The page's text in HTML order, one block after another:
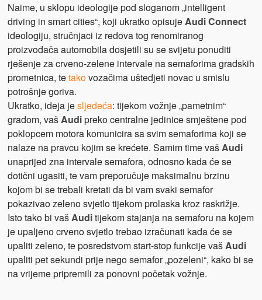
Naime, u sklopu ideologije pod sloganom „intelligent
driving in smart cities“, koji ukratko opisujeAudi Connect
ideologiju, stručnjaci iz redova tog renomiranog
proizvođača automobila dosjetili su se svijetu ponuditi
rješenje za crveno-zelene intervale na semaforima gradskih
prometnica, tetakovozačima uštedjeti novac u smislu
potrošnje goriva.
Ukratko, ideja jesljedeća: tijekom vožnje „pametnim“
gradom, vašAudipreko centralne jedinice smještene pod
poklopcem motora komunicira sa svim semaforima koji se
nalaze na pravcu kojim se krećete. Samim time vašAudi
unaprijed zna intervale semafora, odnosno kada će se
dotični ugasiti, te vam preporučuje maksimalnu brzinu
kojom bi se trebali kretati da bi vam svaki semafor
pokazivao zeleno svjetlo tijekom prolaska kroz raskrižje.
Isto tako bi vašAuditijekom stajanja na semaforu na kojem
je upaljeno crveno svjetlo trebao izračunati kada će se
upaliti zeleno, te posredstvom start-stop funkcije vašAudi
upaliti pet sekundi prije nego semafor „pozeleni“, kako bi se
na vrijeme pripremili za ponovni početak vožnje.